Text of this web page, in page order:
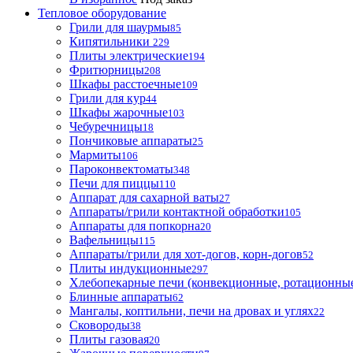
Тепловое оборудование
Грили для шаурмы85
Кипятильники 229
Плиты электрические194
Фритюрницы208
Шкафы расстоечные109
Грили для кур44
Шкафы жарочные103
Чебуречницы18
Пончиковые аппараты25
Мармиты106
Пароконвектоматы348
Печи для пиццы110
Аппарат для сахарной ваты27
Аппараты/грили контактной обработки105
Аппараты для попкорна20
Вафельницы115
Аппараты/грили для хот-догов, корн-догов52
Плиты индукционные297
Хлебопекарные печи (конвекционные,
Блинные аппараты62
Мангалы, коптильни, печи на дровах и углях22
Сковороды38
Плиты газовая20